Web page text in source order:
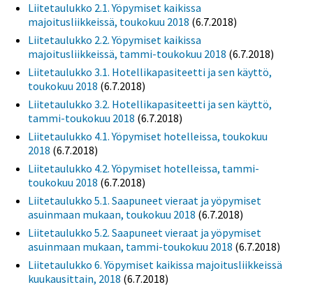
Liitetaulukko 2.1. Yöpymiset kaikissa
majoitusliikkeissä, toukokuu 2018 (6.7.2018)
Liitetaulukko 2.2. Yöpymiset kaikissa
majoitusliikkeissä, tammi-toukokuu 2018 (6.7.2018)
Liitetaulukko 3.1. Hotellikapasiteetti ja sen käyttö,
toukokuu 2018 (6.7.2018)
Liitetaulukko 3.2. Hotellikapasiteetti ja sen käyttö,
tammi-toukokuu 2018 (6.7.2018)
Liitetaulukko 4.1. Yöpymiset hotelleissa, toukokuu
2018 (6.7.2018)
Liitetaulukko 4.2. Yöpymiset hotelleissa, tammi-
toukokuu 2018 (6.7.2018)
Liitetaulukko 5.1. Saapuneet vieraat ja yöpymiset
asuinmaan mukaan, toukokuu 2018 (6.7.2018)
Liitetaulukko 5.2. Saapuneet vieraat ja yöpymiset
asuinmaan mukaan, tammi-toukokuu 2018 (6.7.2018)
Liitetaulukko 6. Yöpymiset kaikissa majoitusliikkeissä
kuukausittain, 2018 (6.7.2018)